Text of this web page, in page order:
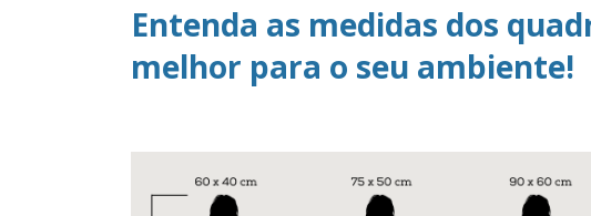
Entenda as medidas dos
melhor para o seu ambiente!